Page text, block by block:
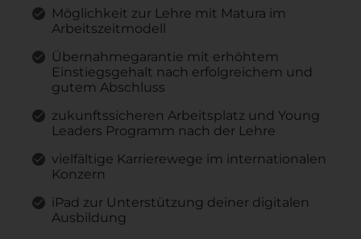
Möglichkeit zur Lehre mit Matura im
Arbeitszeitmodell
Übernahmegarantie mit erhöhtem
Einstiegsgehalt nach erfolgreichem und
gutem Abschluss
zukunftssicheren Arbeitsplatz und Young
Leaders Programm nach der Lehre
vielfältige Karrierewege im internationalen
Konzern
iPad zur Unterstützung deiner digitalen
Ausbildung